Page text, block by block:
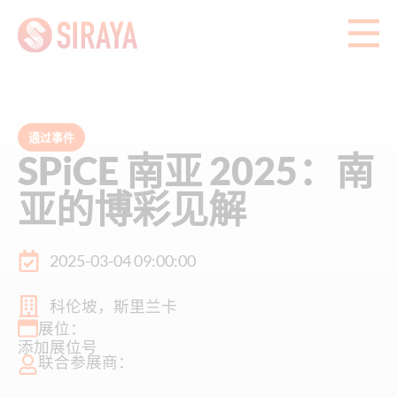
通过事件
SPiCE 南亚 2025：南
亚的博彩见解
2025-03-04 09:00:00
科伦坡，斯里兰卡
展位：
添加展位号
联合参展商：